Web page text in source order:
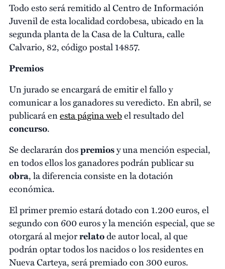
Todo esto será remitido al Centro de Información
Juvenil de esta localidad cordobesa, ubicado en la
segunda planta de la Casa de la Cultura, calle
Calvario, 82, código postal 14857.
Premios
Un jurado se encargará de emitir el fallo y
comunicar a los ganadores su veredicto. En abril, se
publicará enesta página webel resultado del
concurso.
Se declararán dospremiosy una mención especial,
en todos ellos los ganadores podrán publicar su
obra, la diferencia consiste en la dotación
económica.
El primer premio estará dotado con 1.200 euros, el
segundo con 600 euros y la mención especial, que se
otorgará al mejorrelatode autor local, al que
podrán optar todos los nacidos o los residentes en
Nueva Carteya, será premiado con 300 euros.